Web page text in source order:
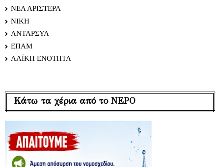
ΝΕΑ ΑΡΙΣΤΕΡΑ
ΝΙΚΗ
ΑΝΤΑΡΣΥΑ
ΕΠΑΜ
ΛΑΪΚΗ ΕΝΟΤΗΤΑ
Κάτω τα χέρια από το ΝΕΡΟ